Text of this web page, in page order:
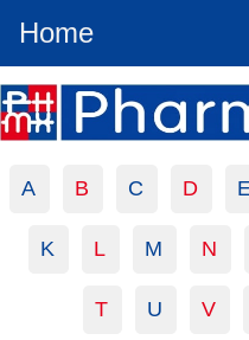
Home
A B C D E
K L M N
T U V